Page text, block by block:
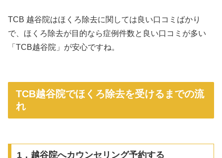
TCB 越谷院はほくろ除去に関しては良い口コミばかり
で、ほくろ除去が目的なら症例件数と良い口コミが多い
「TCB越谷院」が安心ですね。
TCB越谷院でほくろ除去を受けるまでの流
れ
1，越谷院へカウンセリング予約する